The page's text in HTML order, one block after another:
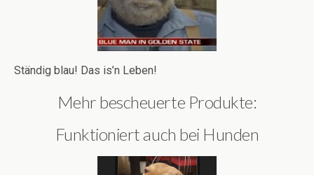
Ständig blau! Das is’n Leben!
Mehr bescheuerte Produkte:
Funktioniert auch bei Hunden